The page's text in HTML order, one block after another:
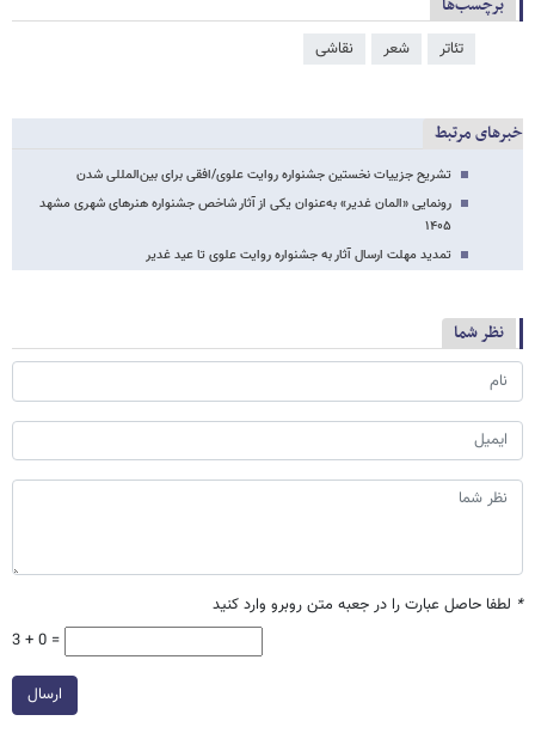
تئاتر شعر نقاشی
خبرهای مرتبط
تشریح جزییات نخستین جشنواره روایت علوی/افقی برای بین‌المللی شدن
رونمایی «المان غدیر» به‌عنوان یکی از آثار شاخص جشنواره هنرهای شهری مشهد
۱۴۰۵
تمدید مهلت ارسال آثار به جشنواره روایت علوی تا عید غدیر
نظر شما
* لطفا حاصل عبارت را در جعبه متن روبرو وارد کنید
3 + 0 =
ارسال